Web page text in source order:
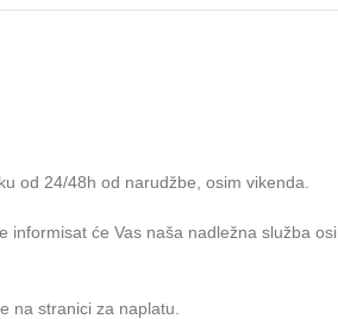
od 24/48h od narudžbe, osim vikenda.
će Vas naša nadležna služba
na stranici za naplatu.